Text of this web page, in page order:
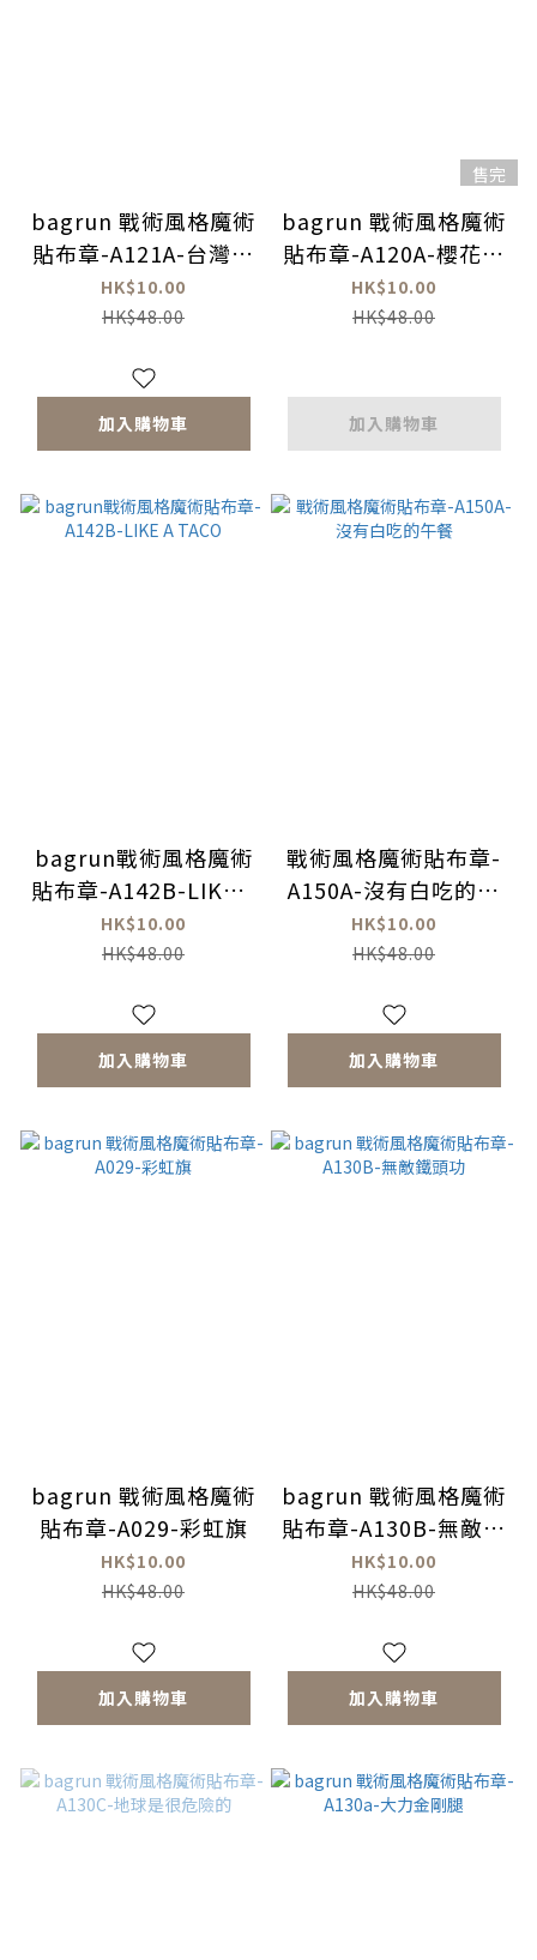
bagrun 戰術風格魔術
貼布章-A121A-台灣獼
猴
HK$10.00
HK$48.00
加入購物車
售完
bagrun 戰術風格魔術
貼布章-A120A-櫻花鉤
吻鮭
HK$10.00
HK$48.00
加入購物車
bagrun戰術風格魔術
貼布章-A142B-LIKE A
TACO
HK$10.00
HK$48.00
加入購物車
戰術風格魔術貼布章-
A150A-沒有白吃的午
餐
HK$10.00
HK$48.00
加入購物車
bagrun 戰術風格魔術
貼布章-A029-彩虹旗
HK$10.00
HK$48.00
加入購物車
bagrun 戰術風格魔術
貼布章-A130B-無敵鐵
頭功
HK$10.00
HK$48.00
加入購物車